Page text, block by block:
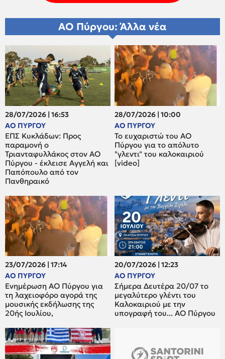
ΑΟ Πύργου: Άλλα νέα
28/07/2026 | 16:53
ΑΟ ΠΥΡΓΟΥ
ΕΠΣ Κυκλάδων: Προς
παραμονή ο
Τριανταφυλλάκος στον ΑΟ
Πύργου - έκλεισε Αγγελή και
Παπόπουλο από τον
Πανθηραικό
28/07/2026 | 10:00
ΑΟ ΠΥΡΓΟΥ
Το ευχαριστώ του ΑΟ
Πύργου για το απόλυτο
"γλεντι" του καλοκαιριού
[video]
23/07/2026 | 17:14
ΑΟ ΠΥΡΓΟΥ
Ενημέρωση ΑΟ Πύργου για
τη λαχειοφόρο αγορά της
μουσικής εκδήλωσης της
20ής Ιουλίου,
20/07/2026 | 12:23
ΑΟ ΠΥΡΓΟΥ
Σήμερα Δευτέρα 20/07 το
μεγαλύτερο γλέντι του
Καλοκαιριού με την
υπογραφή του... ΑΟ Πύργου